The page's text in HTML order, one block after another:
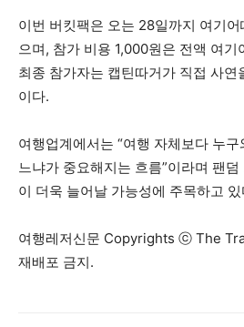
이번 버킷팩은 오는 28일까지 여기
으며, 참가 비용 1,000원은 전액 여기
최종 참가자는 캡틴따거가 직접 사연
이다.
여행업계에서는 “여행 자체보다 누
느냐가 중요해지는 흐름”이라며 팬
이 더욱 늘어날 가능성에 주목하고 있
여행레저신문 Copyrights ⓒ The
재배포 금지.